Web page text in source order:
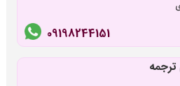
09198244151